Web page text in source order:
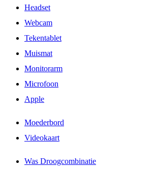
Headset
Webcam
Tekentablet
Muismat
Monitorarm
Microfoon
Apple
Moederbord
Videokaart
Was Droogcombinatie